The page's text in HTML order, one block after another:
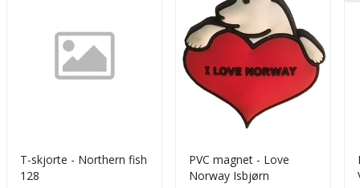
T-skjorte - Northern fish
128
PVC magnet - Love
Norway Isbjørn